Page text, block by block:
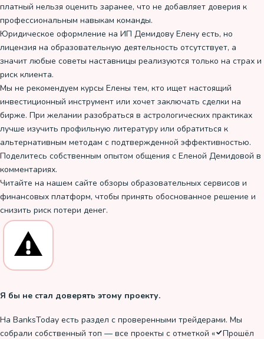
платный нельзя оценить заранее, что не добавляет доверия к
профессиональным навыкам команды.
Юридическое оформление на ИП Демидову Елену есть, но
лицензия на образовательную деятельность отсутствует, а
значит любые советы наставницы реализуются только на страх и
риск клиента.
Мы не рекомендуем курсы Елены тем, кто ищет настоящий
инвестиционный инструмент или хочет заключать сделки на
бирже. При желании разобраться в астрологических практиках
лучше изучить профильную литературу или обратиться к
альтернативным методам с подтвержденной эффективностью.
Поделитесь собственным опытом общения с Еленой Демидовой в
комментариях.
Читайте на нашем сайте обзоры образовательных сервисов и
финансовых платформ, чтобы принять обоснованное решение и
снизить риск потери денег.
Я бы не стал доверять этому проекту.
На BanksToday есть раздел с проверенными трейдерами. Мы
собрали собственный топ — все проекты с отметкой «
Прошёл